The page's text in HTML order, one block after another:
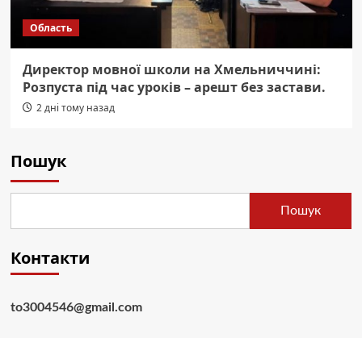
Область
Директор мовної школи на Хмельниччині:
Розпуста під час уроків – арешт без застави.
2 дні тому назад
Пошук
Пошук
Контакти
to3004546@gmail.com